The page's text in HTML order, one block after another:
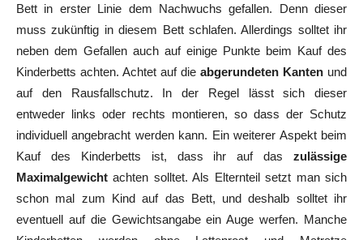
Bett in erster Linie dem Nachwuchs gefallen. Denn dieser
muss zukünftig in diesem Bett schlafen. Allerdings solltet ihr
neben dem Gefallen auch auf einige Punkte beim Kauf des
Kinderbetts achten. Achtet auf die abgerundeten Kanten und
auf den Rausfallschutz. In der Regel lässt sich dieser
entweder links oder rechts montieren, so dass der Schutz
individuell angebracht werden kann. Ein weiterer Aspekt beim
Kauf des Kinderbetts ist, dass ihr auf das zulässige
Maximalgewicht achten solltet. Als Elternteil setzt man sich
schon mal zum Kind auf das Bett, und deshalb solltet ihr
eventuell auf die Gewichtsangabe ein Auge werfen. Manche